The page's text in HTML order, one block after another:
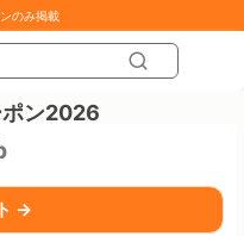
のみ掲載
ン2026
→